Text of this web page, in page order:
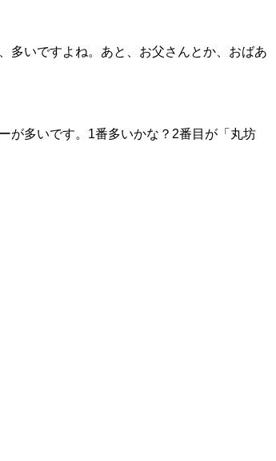
多いですよね。あと、お父さんとか、おばあ
が多いです。1番多いかな？2番目が「丸坊